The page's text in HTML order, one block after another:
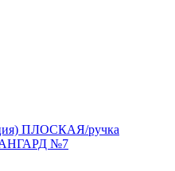
ПЛОСКАЯ/ручка
№7